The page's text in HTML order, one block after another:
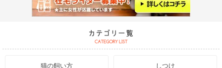
猫の飼い方 しつけ